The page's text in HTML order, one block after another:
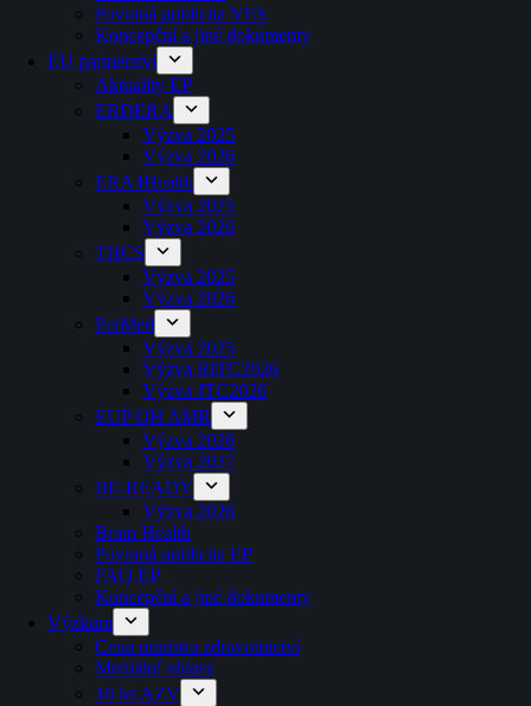
Povinná publicita VES
Koncepční a jiné dokumenty
EU partnerství
Aktuality EP
ERDERA
Výzva 2025
Výzva 2026
ERA4Health
Výzva 2025
Výzva 2026
THCS
Výzva 2025
Výzva 2026
PerMed
Výzva 2025
Výzva RITC2026
Výzva JTC2026
EUP OH AMR
Výzva 2026
Výzva 2027
BE-READY
Výzva 2026
Brain Health
Povinná publicita EP
FAQ EP
Koncepční a jiné dokumenty
Výzkum
Cena ministra zdravotnictví
Mediální ohlasy
10 let AZV